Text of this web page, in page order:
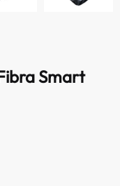
Smart